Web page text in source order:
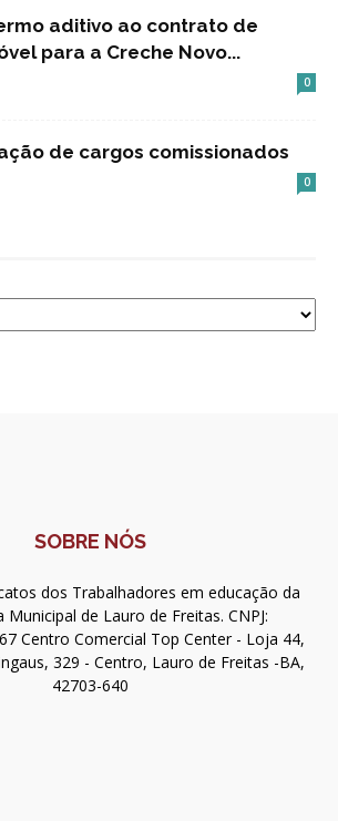
aditivo ao contrato de
para a Creche Novo...
0
de cargos comissionados
0
SOBRE NÓS
dos Trabalhadores em educação da
Municipal de Lauro de Freitas. CNPJ:
Centro Comercial Top Center - Loja 44,
329 - Centro, Lauro de Freitas -BA,
42703-640